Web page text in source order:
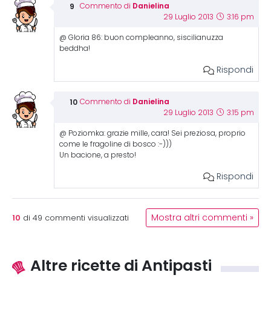
Commento di Danielina
29 Luglio 2013 3:16 pm
@ Gloria 86: buon compleanno, siscilianuzza
beddha!
Rispondi
Commento di Danielina
29 Luglio 2013 3:15 pm
@ Poziomka: grazie mille, cara! Sei preziosa, proprio
come le fragoline di bosco :-)))
Un bacione, a presto!
Rispondi
10 di 49 commenti visualizzati Mostra altri commenti »
Altre ricette di Antipasti